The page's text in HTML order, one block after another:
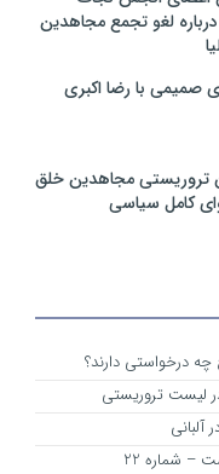
درباره لغو تجمع مجاهدین
صمیمی با رضا اکبری
تروریستی مجاهدین خلق
کامل سیاسی
درخواستی دارند؟
لیست تروریستی
آلبانی
شماره 22